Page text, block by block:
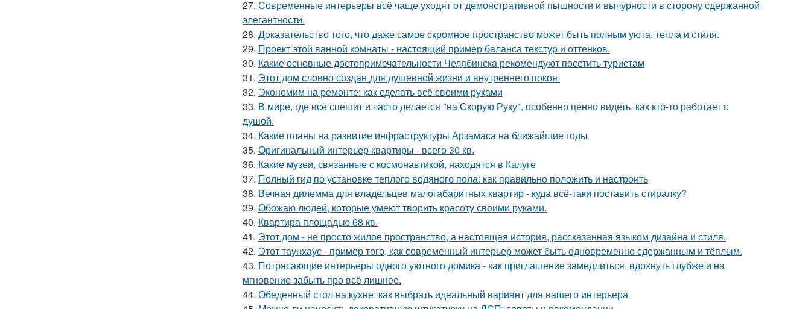
27. Современные интерьеры всё чаще уходят от демонстративной пышности и вычурности в сторону сдержанной
элегантности.
28. Доказательство того, что даже самое скромное пространство может быть полным уюта, тепла и стиля.
29. Проект этой ванной комнаты - настоящий пример баланса текстур и оттенков.
30. Какие основные достопримечательности Челябинска рекомендуют посетить туристам
31. Этот дом словно создан для душевной жизни и внутреннего покоя.
32. Экономим на ремонте: как сделать всё своими руками
33. В мире, где всё спешит и часто делается "на Скорую Руку", особенно ценно видеть, как кто-то работает с
душой.
34. Какие планы на развитие инфраструктуры Арзамаса на ближайшие годы
35. Оригинальный интерьер квартиры - всего 30 кв.
36. Какие музеи, связанные с космонавтикой, находятся в Калуге
37. Полный гид по установке теплого водяного пола: как правильно положить и настроить
38. Вечная дилемма для владельцев малогабаритных квартир - куда всё-таки поставить стиралку?
39. Обожаю людей, которые умеют творить красоту своими руками.
40. Квартира площадью 68 кв.
41. Этот дом - не просто жилое пространство, а настоящая история, рассказанная языком дизайна и стиля.
42. Этот таунхаус - пример того, как современный интерьер может быть одновременно сдержанным и тёплым.
43. Потрясающие интерьеры одного уютного домика - как приглашение замедлиться, вдохнуть глубже и на
мгновение забыть про всё лишнее.
44. Обеденный стол на кухне: как выбрать идеальный вариант для вашего интерьера